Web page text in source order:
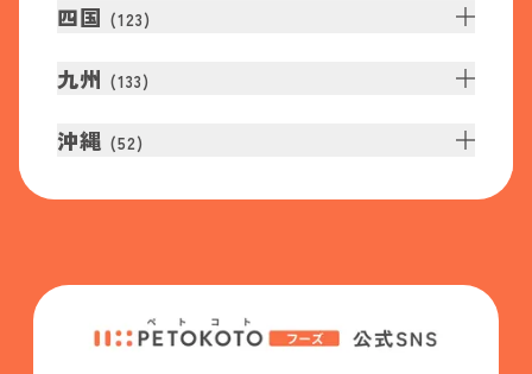
四国 (123)
九州 (133)
沖縄 (52)